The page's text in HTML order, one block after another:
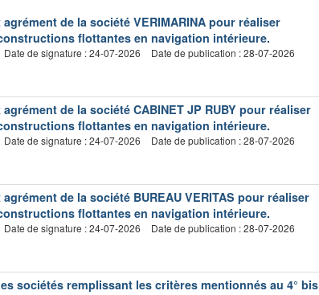
de la société VERIMARINA pour réaliser
flottantes en navigation intérieure.
Date de signature : 24-07-2026 Date de publication : 28-07-2026
de la société CABINET JP RUBY pour réaliser
flottantes en navigation intérieure.
Date de signature : 24-07-2026 Date de publication : 28-07-2026
de la société BUREAU VERITAS pour réaliser
flottantes en navigation intérieure.
Date de signature : 24-07-2026 Date de publication : 28-07-2026
sociétés remplissant les critères mentionnés au 4° bis